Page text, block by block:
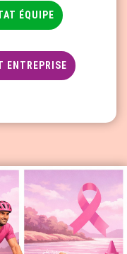
ÉQUIPE
ENTREPRISE